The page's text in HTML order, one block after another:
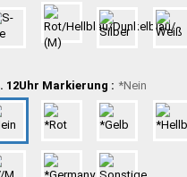
12Uhr Markierung : *Nein